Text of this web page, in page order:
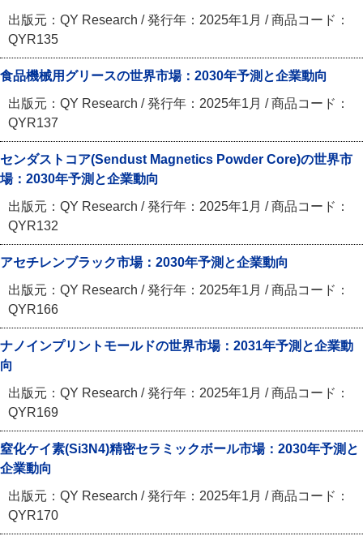
出版元：QY Research / 発行年：2025年1月 / 商品コード：
QYR135
食品機械用グリースの世界市場：2030年予測と企業動向
出版元：QY Research / 発行年：2025年1月 / 商品コード：
QYR137
センダストコア(Sendust Magnetics Powder Core)の世界市
場：2030年予測と企業動向
出版元：QY Research / 発行年：2025年1月 / 商品コード：
QYR132
アセチレンブラック市場：2030年予測と企業動向
出版元：QY Research / 発行年：2025年1月 / 商品コード：
QYR166
ナノインプリントモールドの世界市場：2031年予測と企業動
向
出版元：QY Research / 発行年：2025年1月 / 商品コード：
QYR169
窒化ケイ素(Si3N4)精密セラミックボール市場：2030年予測と
企業動向
出版元：QY Research / 発行年：2025年1月 / 商品コード：
QYR170